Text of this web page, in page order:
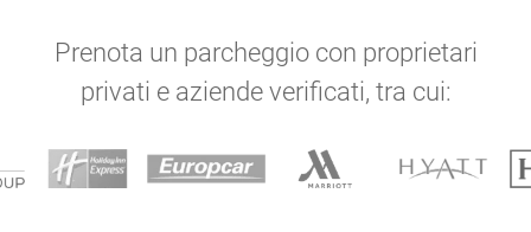
Prenota un parcheggio con proprietari
privati e aziende verificati, tra cui: